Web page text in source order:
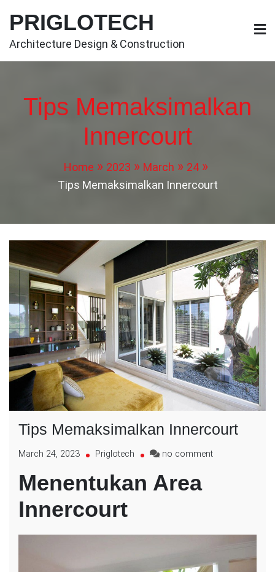
content
PRIGLOTECH
Architecture Design & Construction
Tips Memaksimalkan
Innercourt
Home 2023 March
24
Tips Memaksimalkan Innercourt
Tips Memaksimalkan Innercourt
March 24, 2023 Priglotech no commenton
Menentukan Area
Innercourt